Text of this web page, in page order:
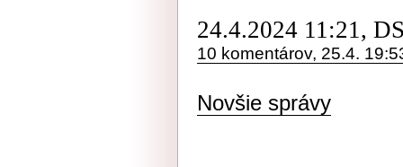
24.4.2024 11:21,
10 komentárov, 25.4.
Novšie správy